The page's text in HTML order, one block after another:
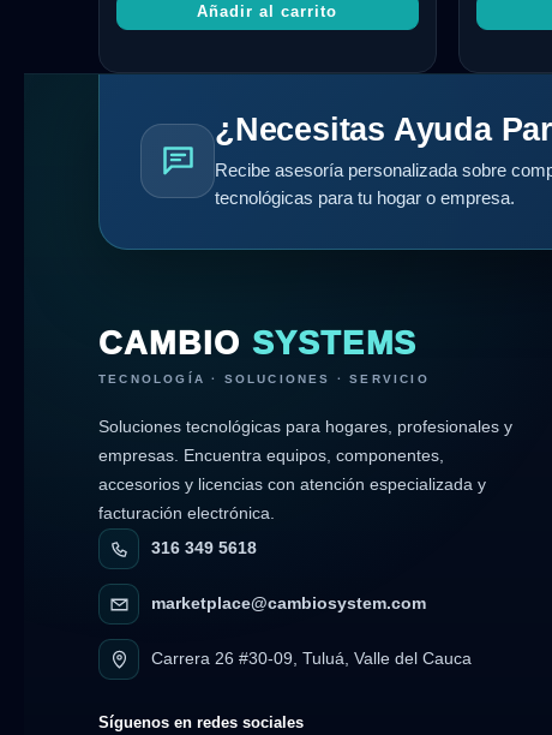
Añadir al carrito
¿Necesitas Ayuda
Recibe asesoría personalizada sobre
tecnológicas para tu hogar o empresa.
CAMBIO SYSTEMS
TECNOLOGÍA · SOLUCIONES · SERVICIO
Soluciones tecnológicas para hogares, profesionales y
empresas. Encuentra equipos, componentes,
accesorios y licencias con atención especializada y
facturación electrónica.
316 349 5618
marketplace@cambiosystem.com
Carrera 26 #30-09, Tuluá, Valle del Cauca
Síguenos en redes sociales